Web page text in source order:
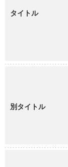
タイトル
別タイトル